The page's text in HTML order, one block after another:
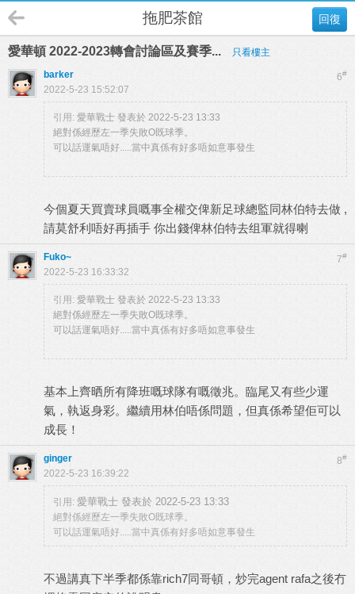
回復
拖肥茶館
愛華頓 2022-2023轉會討論區及賽季... 只看樓主
6#
barker
2022-5-23 15:52:07
引用: 愛華戰士 發表於 2022-5-23 13:33
絕對係經歷左一季失敗O既球季。
可以話運氣唔好.....當中真係有好多唔如意事發生
今個夏天買賣球員嘅事全權交俾新足球總監同林伯特去做 ,
請莫舒利唔好再插手 你出錢俾林伯特去组軍就得喇
7#
Fuko~
2022-5-23 16:33:32
引用: 愛華戰士 發表於 2022-5-23 13:33
絕對係經歷左一季失敗O既球季。
可以話運氣唔好.....當中真係有好多唔如意事發生
基本上齊晒所有降班嘅球隊有嘅徵兆。臨尾又有些少運
氣，執返身彩。繼續用林伯唔係問題，但真係希望佢可以
成長！
8#
ginger
2022-5-23 16:39:22
引用: 愛華戰士 發表於 2022-5-23 13:33
絕對係經歷左一季失敗O既球季。
可以話運氣唔好.....當中真係有好多唔如意事發生
不過講真下半季都係靠rich7同哥頓，炒完agent rafa之後冇